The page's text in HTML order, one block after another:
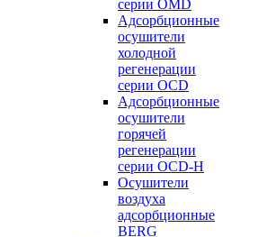
серии OMD
Адсорбционные
осушители
холодной
регенерации
серии OCD
Адсорбционные
осушители
горячей
регенерации
серии OСD-H
Осушители
воздуха
адсорбционные
BERG